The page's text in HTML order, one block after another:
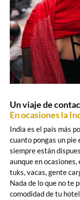
Un viaje de
En ocasiones la
India es el país más
cuanto pongas un pie
siempre están
aunque en
tuks, vacas, gente
Nada de lo que no te
comodidad de tu